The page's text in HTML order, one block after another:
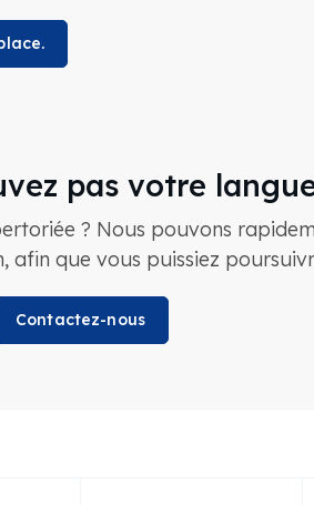
pas votre
? Nous pouvons
que vous puissiez
Contactez-nous